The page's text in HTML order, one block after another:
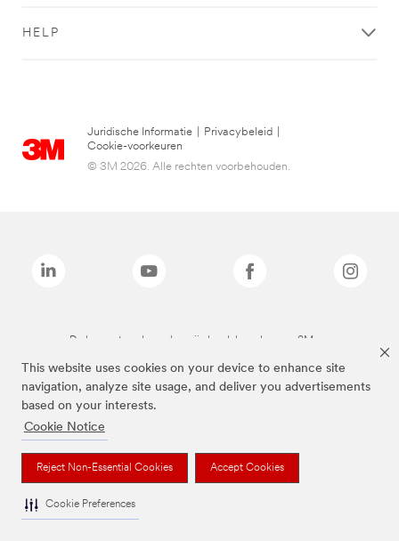
This website uses cookies on your device to enhance site
navigation, analyze site usage, and deliver you advertisements
based on your interests.
Cookie Notice
Reject Non-Essential Cookies Accept Cookies
Cookie Preferences
HELP
Juridische Informatie Privacybeleid
Cookie-voorkeuren
© 3M 2026. Alle rechten voorbehouden.
De bovenstaande merken zijn handelsmerken van 3M.we